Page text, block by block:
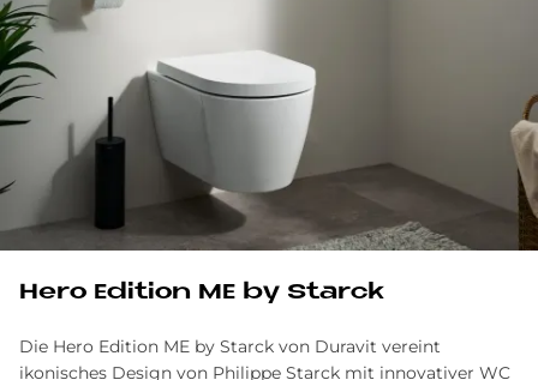
Hero Edi­ti­on ME by Star­ck
Die Hero Edition ME by Starck von Duravit vereint
ikonisches Design von Philippe Starck mit innovativer WC